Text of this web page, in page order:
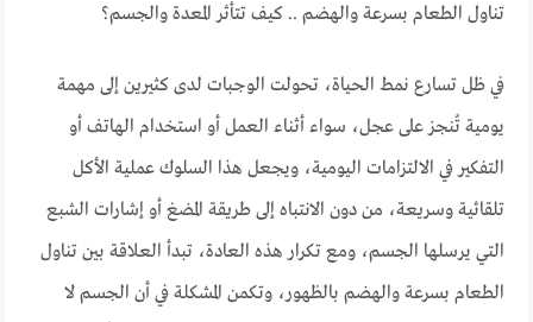
تناول الطعام بسرعة والهضم .. كيف تتأثر المعدة والجسم؟
في ظل تسارع نمط الحياة، تحولت الوجبات لدى كثيرين إلى مهمة
يومية تُنجز على عجل، سواء أثناء العمل أو استخدام الهاتف أو
التفكير في الالتزامات اليومية، ويجعل هذا السلوك عملية الأكل
تلقائية وسريعة، من دون الانتباه إلى طريقة المضغ أو إشارات الشبع
التي يرسلها الجسم، ومع تكرار هذه العادة، تبدأ العلاقة بين تناول
الطعام بسرعة والهضم بالظهور، وتكمن المشكلة في أن الجسم لا